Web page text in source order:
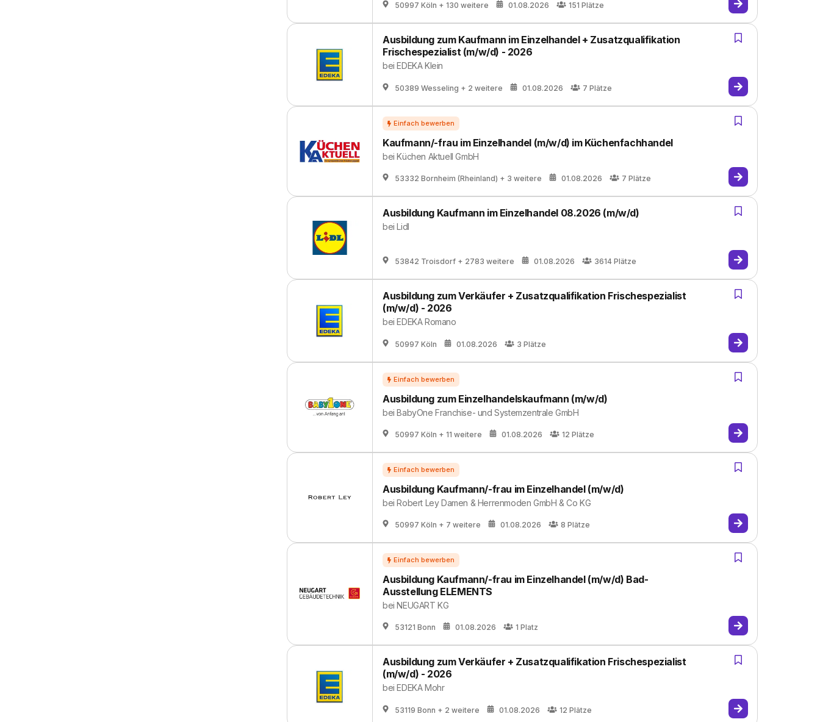
50997 Köln + 130 weitere 01.08.2026 151 Plätze
Ausbildung zum Kaufmann im Einzelhandel + Zusatzqualifikation
Frischespezialist (m/w/d) - 2026
beiEDEKA Klein
50389 Wesseling + 2 weitere 01.08.2026 7 Plätze
Kaufmann/-frau im Einzelhandel (m/w/d) im Küchenfachhandel
beiKüchen Aktuell GmbH
53332 Bornheim (Rheinland) + 3 weitere 01.08.2026 7 Plätze
Ausbildung Kaufmann im Einzelhandel 08.2026 (m/w/d)
beiLidl
53842 Troisdorf + 2783 weitere 01.08.2026 3614 Plätze
Ausbildung zum Verkäufer + Zusatzqualifikation Frischespezialist
(m/w/d) - 2026
beiEDEKA Romano
50997 Köln 01.08.2026 3 Plätze
Ausbildung zum Einzelhandelskaufmann (m/w/d)
beiBabyOne Franchise- und Systemzentrale GmbH
50997 Köln + 11 weitere 01.08.2026 12 Plätze
Ausbildung Kaufmann/-frau im Einzelhandel (m/w/d)
beiRobert Ley Damen & Herrenmoden GmbH & Co KG
50997 Köln + 7 weitere 01.08.2026 8 Plätze
Ausbildung Kaufmann/-frau im Einzelhandel (m/w/d) Bad-
Ausstellung ELEMENTS
beiNEUGART KG
53121 Bonn 01.08.2026 1 Platz
Ausbildung zum Verkäufer + Zusatzqualifikation Frischespezialist
(m/w/d) - 2026
beiEDEKA Mohr
53119 Bonn + 2 weitere 01.08.2026 12 Plätze